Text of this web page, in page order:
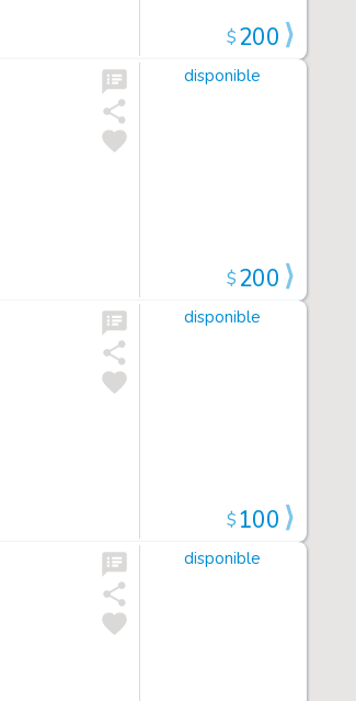
$200
disponible
$200
disponible
$100
disponible